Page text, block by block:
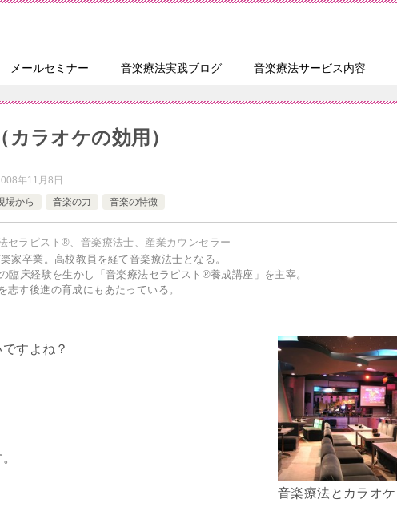
メールセミナー 音楽療法実践ブログ 音楽療法サービス内容
ラオケの効用）
年11月8日
場から 音楽の力 音楽の特徴
セラピスト®、音楽療法士、産業カウンセラー
家卒業。高校教員を経て音楽療法士となる。
臨床経験を生かし「音楽療法セラピスト®養成講座」を主宰。
志す後進の育成にもあたっている。
音楽療法とカラオケ
すよね？